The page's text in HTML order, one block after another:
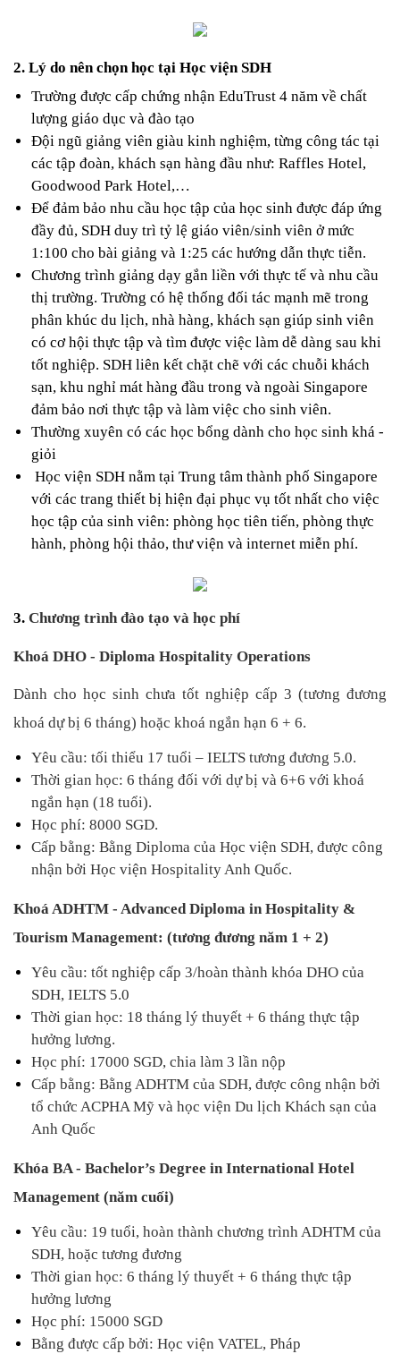
2. Lý do nên chọn học tại Học viện SDH
Trường được cấp chứng nhận EduTrust 4 năm về chất
lượng giáo dục và đào tạo
Đội ngũ giảng viên giàu kinh nghiệm, từng công tác tại
các tập đoàn, khách sạn hàng đầu như: Raffles Hotel,
Goodwood Park Hotel,…
Để đảm bảo nhu cầu học tập của học sinh được đáp ứng
đầy đủ, SDH duy trì tỷ lệ giáo viên/sinh viên ở mức
1:100 cho bài giảng và 1:25 các hướng dẫn thực tiễn.
Chương trình giảng dạy gắn liền với thực tế và nhu cầu
thị trường. Trường có hệ thống đối tác mạnh mẽ trong
phân khúc du lịch, nhà hàng, khách sạn giúp sinh viên
có cơ hội thực tập và tìm được việc làm dễ dàng sau khi
tốt nghiệp. SDH liên kết chặt chẽ với các chuỗi khách
sạn, khu nghỉ mát hàng đầu trong và ngoài Singapore
đảm bảo nơi thực tập và làm việc cho sinh viên.
Thường xuyên có các học bổng dành cho học sinh khá -
giỏi
Học viện SDH nằm tại Trung tâm thành phố Singapore
với các trang thiết bị hiện đại phục vụ tốt nhất cho việc
học tập của sinh viên: phòng học tiên tiến, phòng thực
hành, phòng hội thảo, thư viện và internet miễn phí.
3. Chương trình đào tạo và học phí
Khoá DHO - Diploma Hospitality Operations
Dành cho học sinh chưa tốt nghiệp cấp 3 (tương đương
khoá dự bị 6 tháng) hoặc khoá ngắn hạn 6 + 6.
Yêu cầu: tối thiểu 17 tuổi – IELTS tương đương 5.0.
Thời gian học: 6 tháng đối với dự bị và 6+6 với khoá
ngắn hạn (18 tuổi).
Học phí: 8000 SGD.
Cấp bằng: Bằng Diploma của Học viện SDH, được công
nhận bởi Học viện Hospitality Anh Quốc.
Khoá ADHTM - Advanced Diploma in Hospitality &
Tourism Management: (tương đương năm 1 + 2)
Yêu cầu: tốt nghiệp cấp 3/hoàn thành khóa DHO của
SDH, IELTS 5.0
Thời gian học: 18 tháng lý thuyết + 6 tháng thực tập
hưởng lương.
Học phí: 17000 SGD, chia làm 3 lần nộp
Cấp bằng: Bằng ADHTM của SDH, được công nhận bởi
tổ chức ACPHA Mỹ và học viện Du lịch Khách sạn của
Anh Quốc
Khóa BA - Bachelor’s Degree in International Hotel
Management (năm cuối)
Yêu cầu: 19 tuổi, hoàn thành chương trình ADHTM của
SDH, hoặc tương đương
Thời gian học: 6 tháng lý thuyết + 6 tháng thực tập
hưởng lương
Học phí: 15000 SGD
Bằng được cấp bởi: Học viện VATEL, Pháp